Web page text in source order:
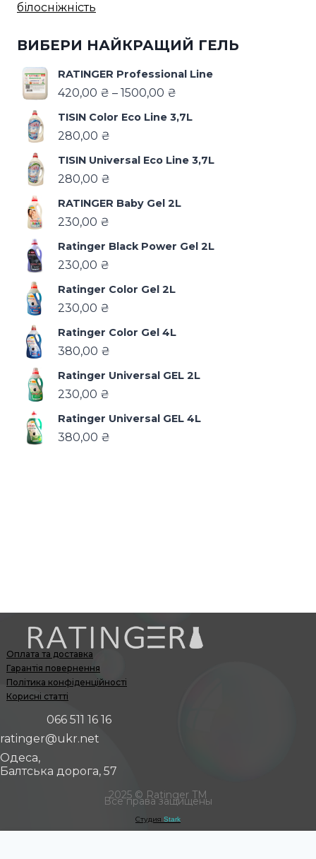
білосніжність
ВИБЕРИ НАЙКРАЩИЙ ГЕЛЬ
RATINGER Professional Line
420,00 ₴ – 1500,00 ₴
TISIN Color Eco Line 3,7L
280,00 ₴
TISIN Universal Eco Line 3,7L
280,00 ₴
RATINGER Baby Gel 2L
230,00 ₴
Ratinger Black Power Gel 2L
230,00 ₴
Ratinger Color Gel 2L
230,00 ₴
Ratinger Color Gel 4L
380,00 ₴
Ratinger Universal GEL 2L
230,00 ₴
Ratinger Universal GEL 4L
380,00 ₴
Оплата та доставка
Гарантія повернення
Політика конфіденційності
Корисні статті
066 511 16 16
ratinger@ukr.net
Одеса,
Балтська дорога, 57
2025 © Ratinger TM
Все права защищены
Студия Stark